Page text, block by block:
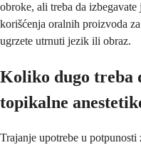
obroke, ali treba da
korišćenja oralnih proizvoda
ugrzete utrnuti jezik ili obraz.
Koliko dugo treba
topikalne
Trajanje upotrebe u